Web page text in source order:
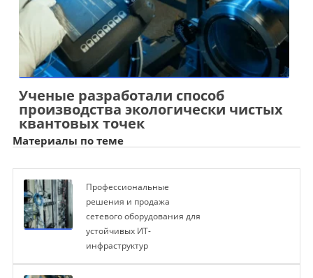
Ученые разработали способ
производства экологически чистых
квантовых точек
Материалы по теме
Профессиональные
решения и продажа
сетевого оборудования для
устойчивых ИТ-
инфраструктур